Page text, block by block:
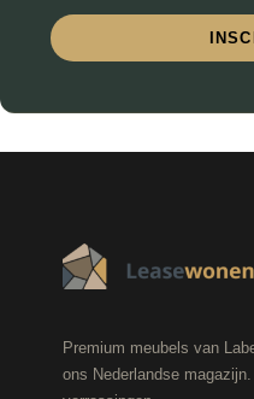
Premium meubels van
ons Nederlandse